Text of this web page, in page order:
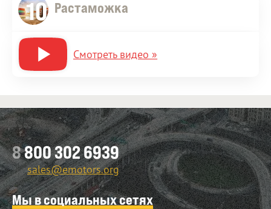
10 Растаможка
Смотреть видео »
8800 302 6939
sales@emotors.org
Мы в социальных сетях